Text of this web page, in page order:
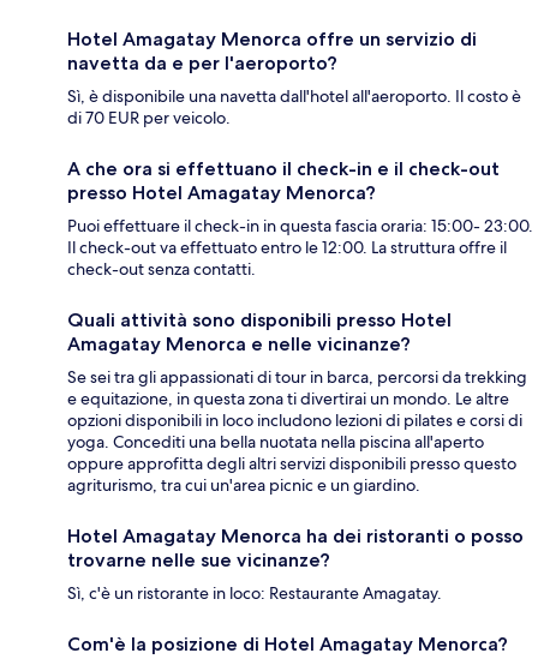
Hotel Amagatay Menorca offre un servizio di
navetta da e per l'aeroporto?
Sì, è disponibile una navetta dall'hotel all'aeroporto. Il costo è
di 70 EUR per veicolo.
A che ora si effettuano il check-in e il check-out
presso Hotel Amagatay Menorca?
Puoi effettuare il check-in in questa fascia oraria: 15:00- 23:00.
Il check-out va effettuato entro le 12:00. La struttura offre il
check-out senza contatti.
Quali attività sono disponibili presso Hotel
Amagatay Menorca e nelle vicinanze?
Se sei tra gli appassionati di tour in barca, percorsi da trekking
e equitazione, in questa zona ti divertirai un mondo. Le altre
opzioni disponibili in loco includono lezioni di pilates e corsi di
yoga. Concediti una bella nuotata nella piscina all'aperto
oppure approfitta degli altri servizi disponibili presso questo
agriturismo, tra cui un'area picnic e un giardino.
Hotel Amagatay Menorca ha dei ristoranti o posso
trovarne nelle sue vicinanze?
Sì, c'è un ristorante in loco: Restaurante Amagatay.
Com'è la posizione di Hotel Amagatay Menorca?